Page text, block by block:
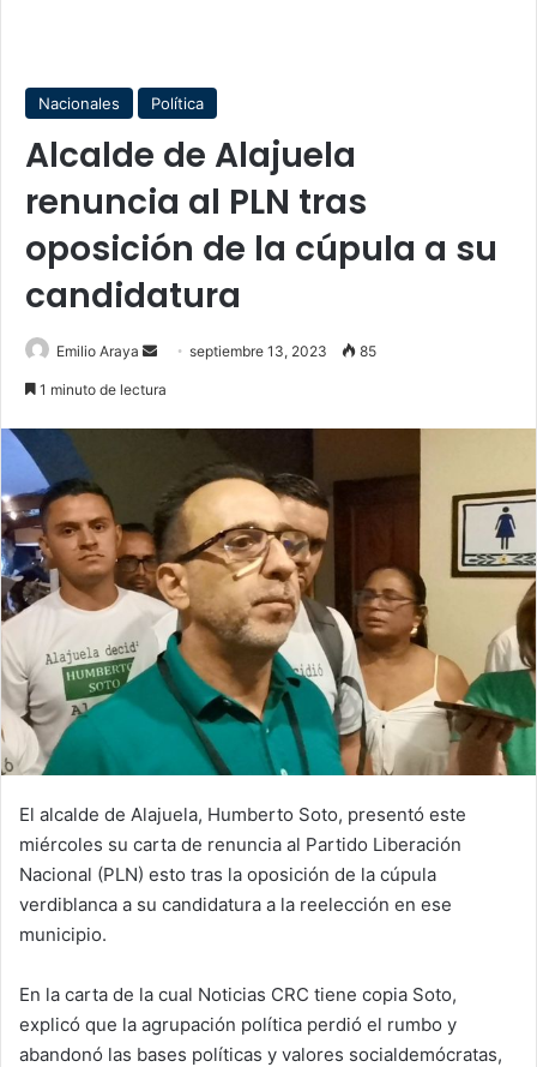
Nacionales Política
Alcalde de Alajuela
renuncia al PLN tras
oposición de la cúpula a su
candidatura
Emilio Araya
Sendseptiembre 13, 2023 85
1 minuto de lectura
El alcalde de Alajuela, Humberto Soto, presentó este
miércoles su carta de renuncia al Partido Liberación
Nacional (PLN) esto tras la oposición de la cúpula
verdiblanca a su candidatura a la reelección en ese
municipio.
En la carta de la cual Noticias CRC tiene copia Soto,
explicó que la agrupación política perdió el rumbo y
abandonó las bases políticas y valores socialdemócratas,